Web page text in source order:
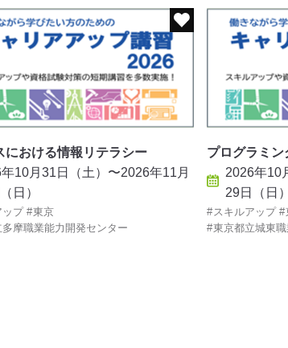
における情報リテラシー
10月31日（土）〜2026年11月
日）
ップ
東京
摩職業能力開発センター
プログラミン
2026年10
29日（日）
スキルアップ
東京都立城東